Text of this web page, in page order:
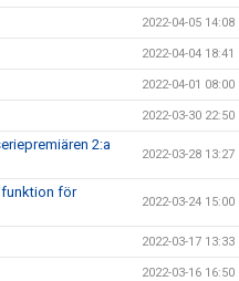
2022-04-05 14:08
2022-04-04 18:41
2022-04-01 08:00
2022-03-30 22:50
2:a
2022-03-28 13:27
för
2022-03-24 15:00
2022-03-17 13:33
2022-03-16 16:50